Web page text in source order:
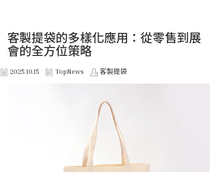
客製提袋的多樣化應用：從零售到展
會的全方位策略
2025.10.15 TopNews 客製提袋